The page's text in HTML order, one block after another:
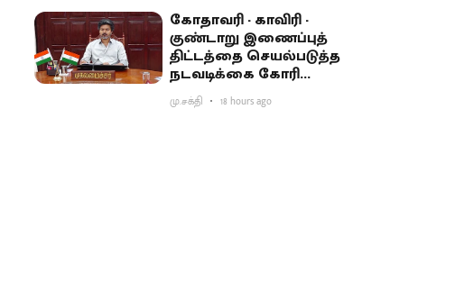
கோதாவரி - காவிரி -
குண்டாறு இணைப்புத்
திட்டத்தை செயல்படுத்த
நடவடிக்கை கோரி
பிரதமருக்கு முதல்வர்
விஜய் கடிதம்
மு.சக்தி 18 hours ago